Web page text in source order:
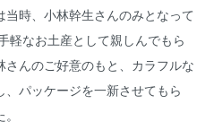
時、小林幹生さんのみとなって
軽なお土産として親しんでもら
んのご好意のもと、カラフルな
パッケージを一新させてもら